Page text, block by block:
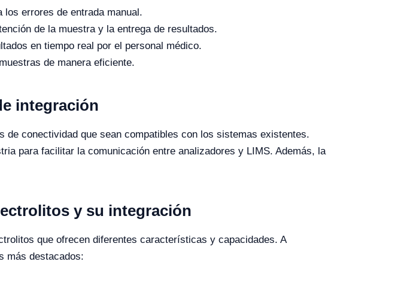
los errores de entrada manual.
de la muestra y la entrega de resultados.
en tiempo real por el personal médico.
de manera eficiente.
integración
conectividad que sean compatibles con los sistemas existentes.
para facilitar la comunicación entre analizadores y LIMS. Además, la
y su integración
que ofrecen diferentes características y capacidades. A
más destacados: